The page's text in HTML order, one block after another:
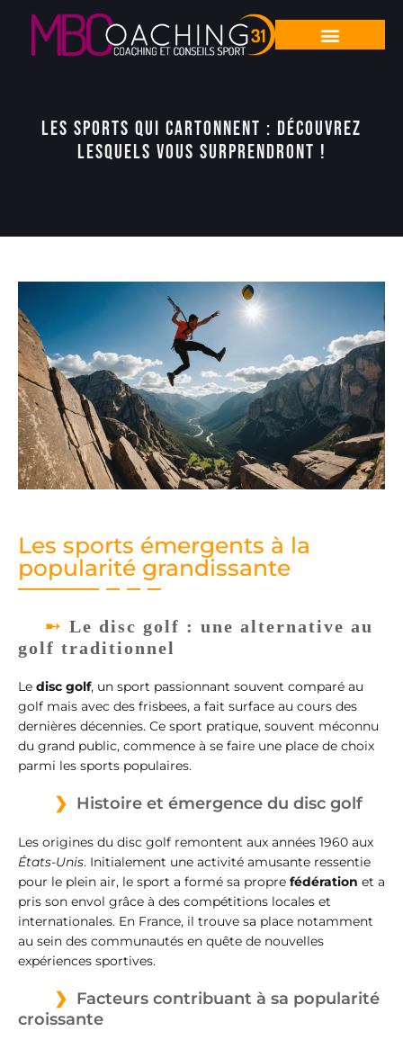
Les sports qui cartonnent : découvrez
lesquels vous surprendront !
Les sports émergents à la
popularité grandissante
Le disc golf : une alternative au
golf traditionnel
Le disc golf, un sport passionnant souvent comparé au
golf mais avec des frisbees, a fait surface au cours des
dernières décennies. Ce sport pratique, souvent méconnu
du grand public, commence à se faire une place de choix
parmi les sports populaires.
Histoire et émergence du disc golf
Les origines du disc golf remontent aux années 1960 aux
États-Unis. Initialement une activité amusante ressentie
pour le plein air, le sport a formé sa propre fédération et a
pris son envol grâce à des compétitions locales et
internationales. En France, il trouve sa place notamment
au sein des communautés en quête de nouvelles
expériences sportives.
Facteurs contribuant à sa popularité
croissante